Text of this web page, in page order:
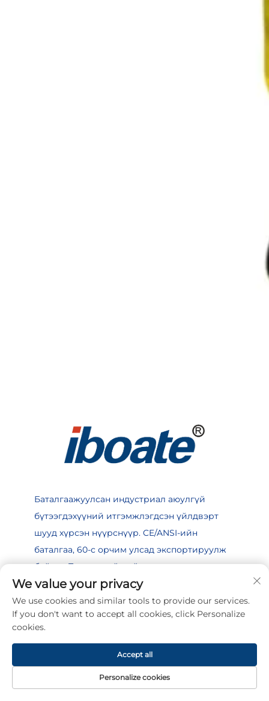
Баталгаажуулсан индустриал аюулгүй
бүтээгдэхүүний итгэмжлэгдсэн үйлдвэрт
шууд хүрсэн нүүрснүүр. CE/ANSI-ийн
баталгаа, 60-с орчим улсад экспортируулж
байгаа. Тогтвортой нийлүүлэлт, сав
бүрдүүлэлт/загвар бүрдүүлэлт хөгжимт.
ХОЛБОГДОЖ ҮЗ
шаньдун аймаг, Яньтай хөгжлийн бүс, Чжуцзян зам
We value your privacy
We use cookies and similar tools to provide our services.
If you don't want to accept all cookies, click Personalize
cookies.
Personalize cookies
Accept all